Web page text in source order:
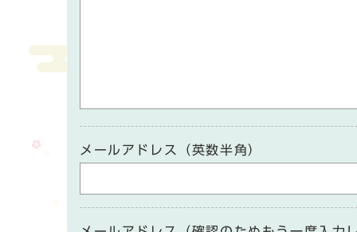
メールアドレス（英数半角）